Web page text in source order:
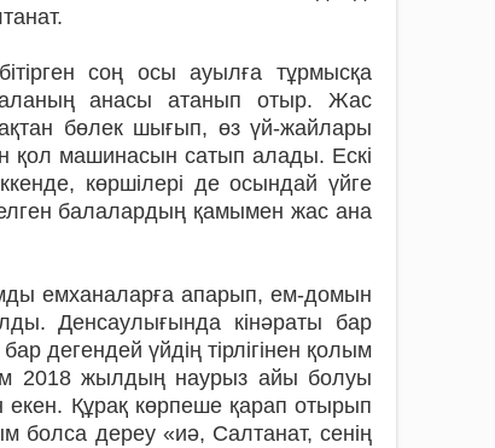
соң осы ауылға тұрмысқа
анасы атанып отыр. Жас
бөлек шығып, өз үй-жай­ла­ры
қол машинасын сатып алады. Ескі
көршілері де осындай үй­ге
келген балалардың қамымен жас ана
емханаларға апарып, ем-домын
Ден­саулығында кінәраты бар
дегендей үйдің тірлігінен қолым
2018 жылдың наурыз айы болуы
екен. Құрақ көр­пеше қарап отырып
болса дереу «иә, Салтанат, сенің